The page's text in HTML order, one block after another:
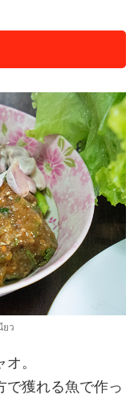
ยว
。
で獲れる魚で作っ